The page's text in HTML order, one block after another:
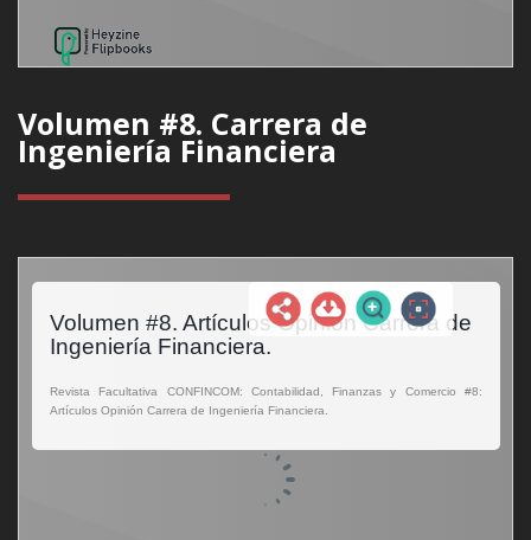
Volumen #8. Carrera de
Ingeniería Financiera